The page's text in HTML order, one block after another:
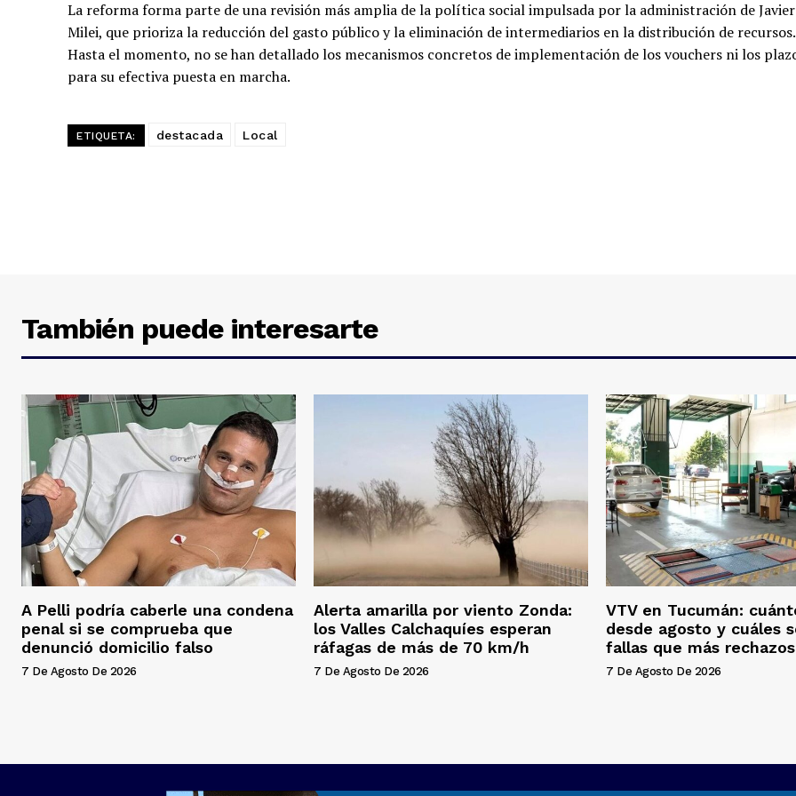
La reforma forma parte de una revisión más amplia de la política social impulsada por la administración de Javier
Milei, que prioriza la reducción del gasto público y la eliminación de intermediarios en la distribución de recursos.
Hasta el momento, no se han detallado los mecanismos concretos de implementación de los vouchers ni los
para su efectiva puesta en marcha.
ETIQUETA: destacada Local
También puede interesarte
A Pelli podría caberle una condena
penal si se comprueba que
denunció domicilio falso
7 De Agosto De 2026
Alerta amarilla por viento Zonda:
los Valles Calchaquíes esperan
ráfagas de más de 70 km/h
7 De Agosto De 2026
VTV en Tucumán:
desde agosto y cuáles
fallas que más
7 De Agosto De 2026